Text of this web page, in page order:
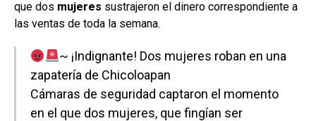
que dos mujeres sustrajeron el dinero correspondiente a
las ventas de toda la semana.
~ ¡Indignante! Dos mujeres roban en una
zapatería de Chicoloapan
Cámaras de seguridad captaron el momento
en el que dos mujeres, que fingían ser